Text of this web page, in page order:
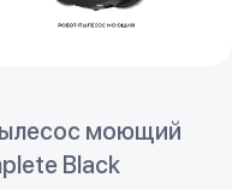
моющий
Black